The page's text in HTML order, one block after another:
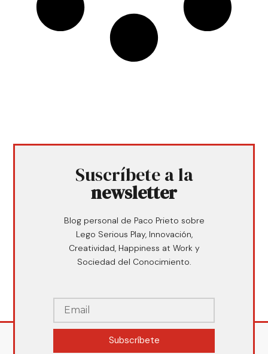
Suscríbete a la
newsletter
Blog personal de Paco Prieto sobre
Lego Serious Play, Innovación,
Creatividad, Happiness at Work y
Sociedad del Conocimiento.
Subscríbete